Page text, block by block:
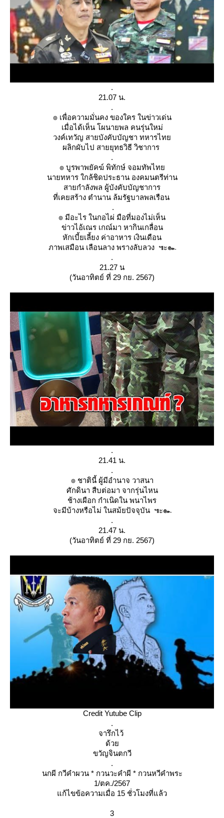
.
21.07 น.
.
๏ เพื่อความมั่นคง ของใคร ในข่าวเด่น
เมื่อได้เห็น โผนายพล คนรุ่นใหม่
วงค์เทวัญ สายบังคับบัญชา ทหารไท
ผลิกผับไป สายยุทธวิธี วิชาการ
.
๏ บูรพาพยัคฆ์ พิทักษ์ จอมทัพไท
นายทหาร ใกล้ชิดประธาน องคมนตรีท่าน
สายกำลังพล ผู้บังคับบัญชาการ
ที่เคยสร้าง ตำนาน ล้มรัฐบาลพลเรือน
.
๏ มีอะไร ในกอไผ่ มือที่มองไม่เห็น
ข่าวไอ้เณร เกณ์มา หากินเกลื่อน
หักเบี้ยเลี้ยง ค่าอาหาร เงินเดือน
ภาพเสมือน เลือนลาง พรางลับลวง ๚ะ๛
.
21.27 น
(วันอาทิตย์ ที่ 29 กย. 2567)
.
21.41 น.
.
๏ ชาตินี้ ผู้มีอำนาจ วาสนา
ศักดินา สืบต่อมา จากรุ่นไหน
ช้างเผือก กำเนิดใน พนาไพร
จะมีบ้างหรือไม่ ในสม้ยปัจจุบัน ๚ะ๛
.
21.47 น.
(วันอาทิตย์ ที่ 29 กย. 2567)
Credit Yutube Clip
.
จารึกไว้
ด้ว
ขวัญจินตกวี
.
นกผี กวีคำผวน * กวนวะคำผี * กวนหวีคำพระ
1/ตค./2567
ก้ไขข้อความเมื่อ 15 ชั่วโมงที่แล้ว
3